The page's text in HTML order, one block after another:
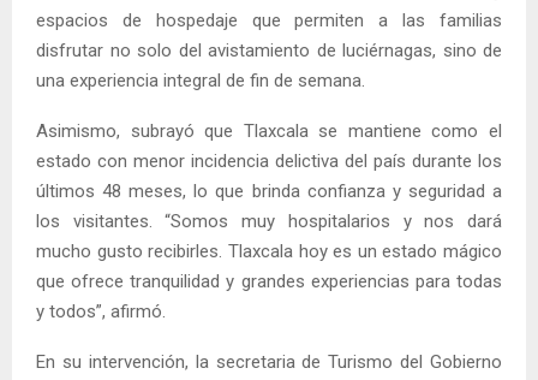
espacios de hospedaje que permiten a las familias
disfrutar no solo del avistamiento de luciérnagas, sino de
una experiencia integral de fin de semana.
Asimismo, subrayó que Tlaxcala se mantiene como el
estado con menor incidencia delictiva del país durante los
últimos 48 meses, lo que brinda confianza y seguridad a
los visitantes. “Somos muy hospitalarios y nos dará
mucho gusto recibirles. Tlaxcala hoy es un estado mágico
que ofrece tranquilidad y grandes experiencias para todas
y todos”, afirmó.
En su intervención, la secretaria de Turismo del Gobierno